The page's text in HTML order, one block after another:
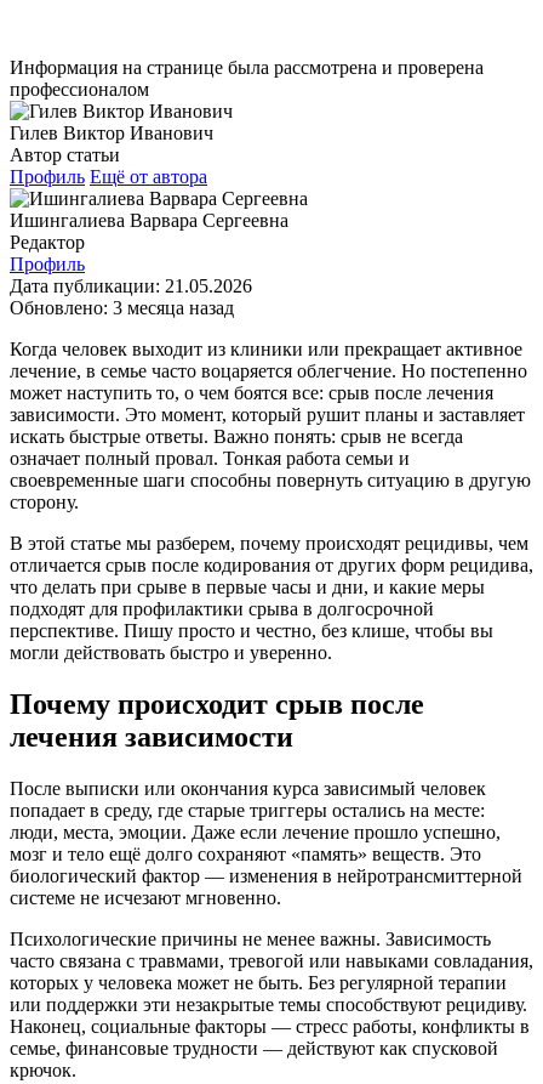
Информация на странице была рассмотрена и проверена
профессионалом
Гилев Виктор Иванович
Автор статьи
Профиль Ещё от автора
Ишингалиева Варвара Сергеевна
Редактор
Профиль
Дата публикации: 21.05.2026
Обновлено: 3 месяца назад
Когда человек выходит из клиники или прекращает активное
лечение, в семье часто воцаряется облегчение. Но постепенно
может наступить то, о чем боятся все: срыв после лечения
зависимости. Это момент, который рушит планы и заставляет
искать быстрые ответы. Важно понять: срыв не всегда
означает полный провал. Тонкая работа семьи и
своевременные шаги способны повернуть ситуацию в другую
сторону.
В этой статье мы разберем, почему происходят рецидивы, чем
отличается срыв после кодирования от других форм рецидива,
что делать при срыве в первые часы и дни, и какие меры
подходят для профилактики срыва в долгосрочной
перспективе. Пишу просто и честно, без клише, чтобы вы
могли действовать быстро и уверенно.
Почему происходит срыв после
лечения зависимости
После выписки или окончания курса зависимый человек
попадает в среду, где старые триггеры остались на месте:
люди, места, эмоции. Даже если лечение прошло успешно,
мозг и тело ещё долго сохраняют «память» веществ. Это
биологический фактор — изменения в нейротрансмиттерной
системе не исчезают мгновенно.
Психологические причины не менее важны. Зависимость
часто связана с травмами, тревогой или навыками совладания,
которых у человека может не быть. Без регулярной терапии
или поддержки эти незакрытые темы способствуют рецидиву.
Наконец, социальные факторы — стресс работы, конфликты в
семье, финансовые трудности — действуют как спусковой
крючок.